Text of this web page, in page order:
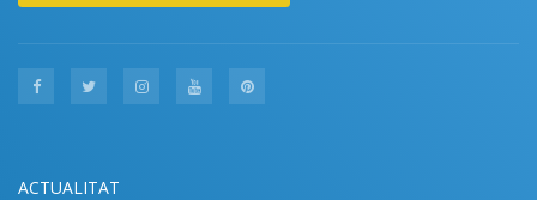
ACTUALITAT